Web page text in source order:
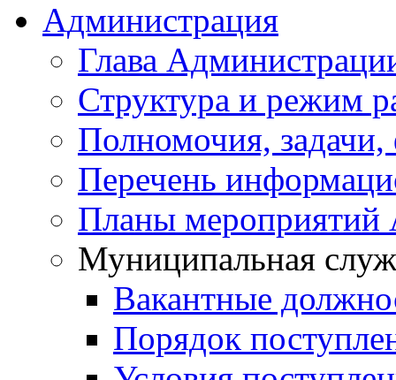
Администрация
Глава
Структура и режим
Полномочия,
Перечень
Планы мероприятий
Муниципальная
Вакантные
Порядок